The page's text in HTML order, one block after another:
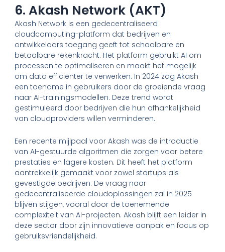
6. Akash Network (AKT)
Akash Network is een gedecentraliseerd
cloudcomputing-platform dat bedrijven en
ontwikkelaars toegang geeft tot schaalbare en
betaalbare rekenkracht. Het platform gebruikt AI om
processen te optimaliseren en maakt het mogelijk
om data efficiënter te verwerken. In 2024 zag Akash
een toename in gebruikers door de groeiende vraag
naar AI-trainingsmodellen. Deze trend wordt
gestimuleerd door bedrijven die hun afhankelijkheid
van cloudproviders willen verminderen.
Een recente mijlpaal voor Akash was de introductie
van AI-gestuurde algoritmen die zorgen voor betere
prestaties en lagere kosten. Dit heeft het platform
aantrekkelijk gemaakt voor zowel startups als
gevestigde bedrijven. De vraag naar
gedecentraliseerde cloudoplossingen zal in 2025
blijven stijgen, vooral door de toenemende
complexiteit van AI-projecten. Akash blijft een leider in
deze sector door zijn innovatieve aanpak en focus op
gebruiksvriendelijkheid.